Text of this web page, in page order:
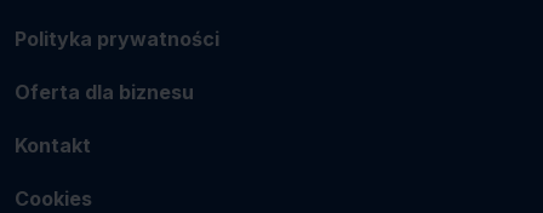
Polityka prywatności
Oferta dla biznesu
Kontakt
Cookies